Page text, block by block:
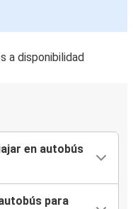
a disponibilidad
en autobús
para